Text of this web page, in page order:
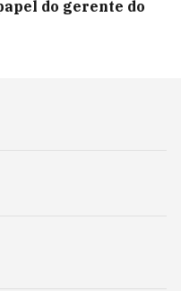
do gerente do